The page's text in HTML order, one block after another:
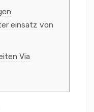
einsatz von
Via